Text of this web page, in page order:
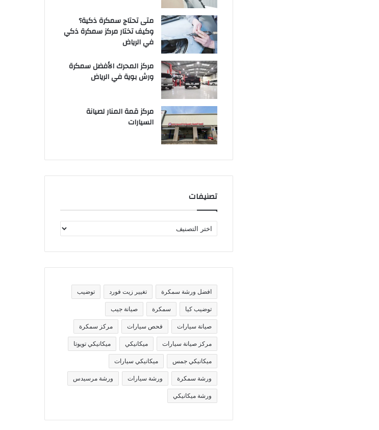
متى تحتاج سمكرة ذكية؟
وكيف تختار مركز سمكرة ذكي
في الرياض
مركز المحرك الأفضل سمكرة
ورش بوية في الرياض
مركز قمة المنار لصيانة
السيارات
تصنيفات
ص
ف
تافضل ورشة سمكرة تغيير زيت فورد توضيب
توضيب كيا سمكرة صيانة جيب
صيانة سيارات فحص سيارات مركز سمكرة
مركز صيانة سيارات ميكانيكي ميكانيكي تويوتا
ميكانيكي جمس ميكانيكي سيارات
ورشة سمكرة ورشة سيارات ورشة مرسيدس
ورشة ميكانيكي